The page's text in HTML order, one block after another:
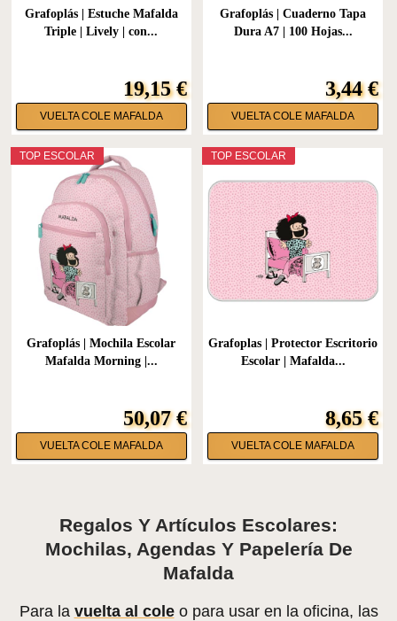
Grafoplás | Estuche Mafalda
Triple | Lively | con...
19,15 €
VUELTA COLE MAFALDA
Grafoplás | Cuaderno Tapa
Dura A7 | 100 Hojas...
3,44 €
VUELTA COLE MAFALDA
TOP ESCOLAR
Grafoplás | Mochila Escolar
Mafalda Morning |...
50,07 €
VUELTA COLE MAFALDA
TOP ESCOLAR
Grafoplas | Protector Escritorio
Escolar | Mafalda...
8,65 €
VUELTA COLE MAFALDA
Regalos Y Artículos Escolares:
Mochilas, Agendas Y Papelería De
Mafalda
Para la vuelta al coleo para usar en la oficina, las